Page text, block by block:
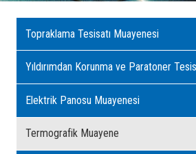
Topraklama Tesisatı Muayenesi
Yıldırımdan Korunma ve Paratoner
Elektrik Panosu Muayenesi
Termografik Muayene